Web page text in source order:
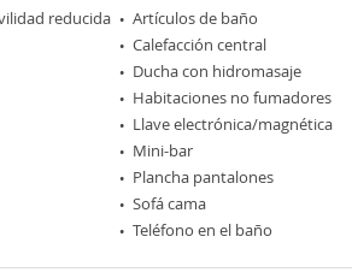
reducida Artículos de baño
Calefacción central
Ducha con hidromasaje
Habitaciones no fumadores
Llave electrónica/magnética
Mini-bar
Plancha pantalones
Sofá cama
Teléfono en el baño